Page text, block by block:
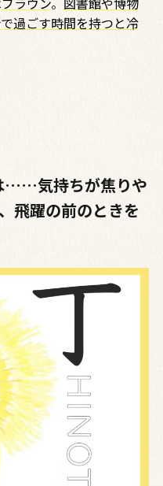
過ごす時間を持つと冷
……気持ちが焦りや
飛躍の前のときを